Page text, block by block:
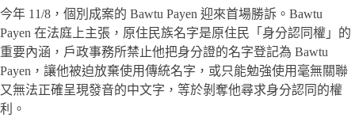
今年 11/8，個別成案的 Bawtu Payen 迎來首場勝訴。Bawtu
Payen 在法庭上主張，原住民族名字是原住民「身分認同權」的
重要內涵，戶政事務所禁止他把身分證的名字登記為 Bawtu
Payen，讓他被迫放棄使用傳統名字，或只能勉強使用毫無關聯
又無法正確呈現發音的中文字，等於剝奪他尋求身分認同的權
利。